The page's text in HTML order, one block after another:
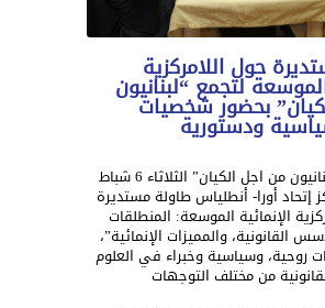
حول اللامركزية
لتجمع “لبنانيون
بحضور شخصيات
ودستورية
عقد تجمع “لبنانيون من اجل الكيان” الثلاثاء 6 شباط
إتحاد أورا- أنطلياس طاولة مستديرة
الإنمائية الموسعة: المنطلقات
القانونية، والمميزات الإنمائية”،
روحية، وسياسية وخبراء في العلوم
من مختلف التوجهات